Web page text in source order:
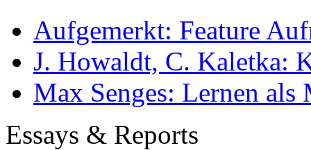
Aufgemerkt: Feature
J. Howaldt, C. Kaletka:
Max Senges: Lernen als
Essays & Reports